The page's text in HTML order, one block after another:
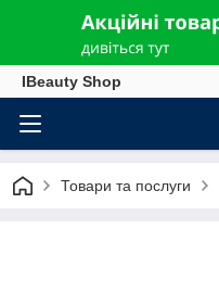
IBeauty Shop
Товари та послуги